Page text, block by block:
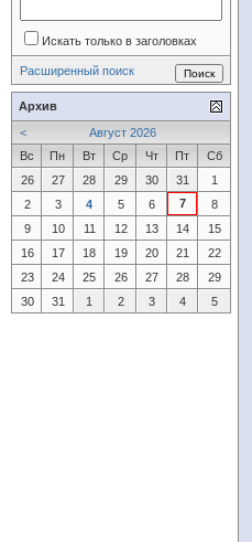
Искать только в заголовках
Расширенный поиск
Архив
<
Август 2026
Вс
Пн Вт Ср Чт Пт
Сб
26
27 28 29 30 31
1
2
3 4 5 6 7
8
9
10 11 12 13 14
15
16
17 18 19 20 21
22
23
24 25 26 27 28
29
30
31 1 2 3 4 5